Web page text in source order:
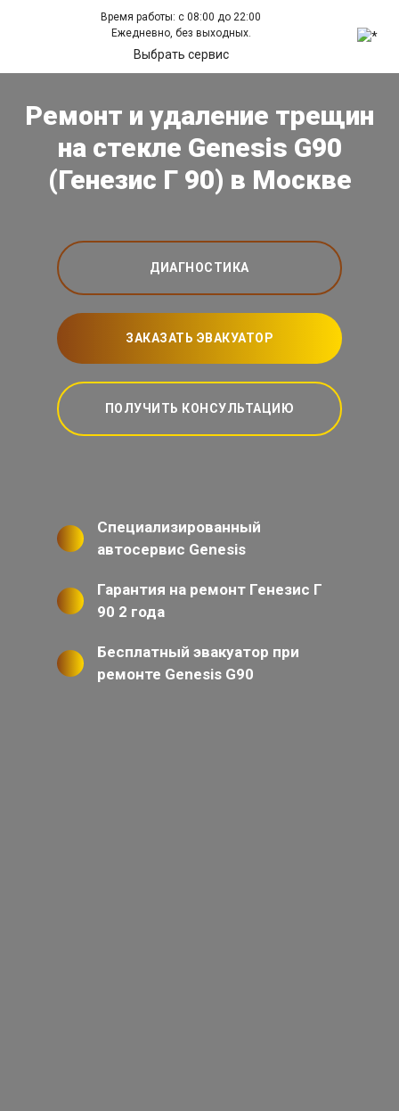
Время работы: с 08:00 до 22:00
Ежедневно, без выходных.
Выбрать сервис
Ремонт и удаление трещин
на стекле Genesis G90
(Генезис Г 90) в Москве
ДИАГНОСТИКА
ЗАКАЗАТЬ ЭВАКУАТОР
ПОЛУЧИТЬ КОНСУЛЬТАЦИЮ
Специализированный
автосервис Genesis
Гарантия на ремонт Генезис Г
90 2 года
Бесплатный эвакуатор при
ремонте Genesis G90